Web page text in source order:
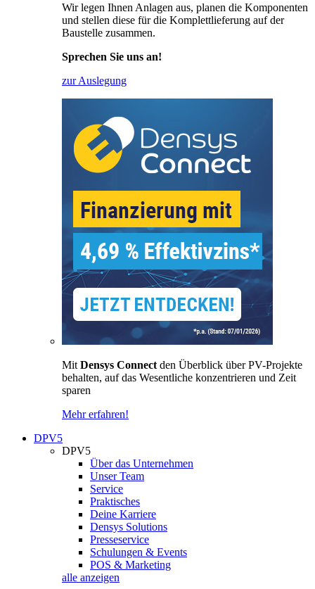
Wir legen Ihnen Anlagen aus, planen die Komponenten
und stellen diese für die Komplettlieferung auf der
Baustelle zusammen.
Sprechen Sie uns an!
zur Auslegung
Mit Densys Connect den Überblick über PV-Projekte
behalten, auf das Wesentliche konzentrieren und Zeit
sparen
Mehr erfahren!
DPV5
DPV5
Über das Unternehmen
Unser Team
Service
Praktisches
Deine Karriere
Densys Solutions
Presseservice
Schulungen & Events
POS & Marketing
alle anzeigen